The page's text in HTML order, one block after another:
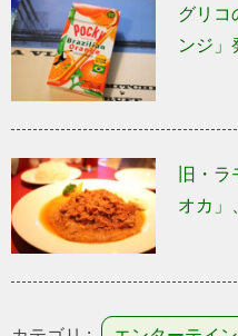
グリコ
ンジ」
旧・ラ
オカ」